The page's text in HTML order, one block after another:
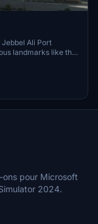
Ali Port
landmarks like the
on enhancing
for select
simmers.
a more immersive
pour Microsoft
2024.